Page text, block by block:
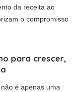
da receita ao
o compromisso
para crescer,
é apenas uma